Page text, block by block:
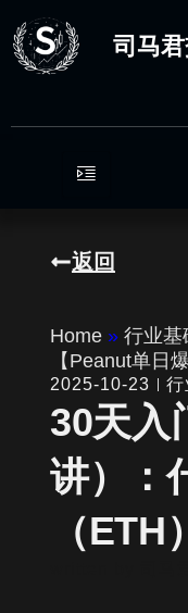
至
内
司马
返回
Home » 行业基
【Peanut单日
2025-10-23 行
30天入
讲）：
（ETH）